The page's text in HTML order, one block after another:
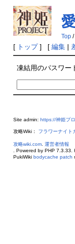
Top/
[ トップ] [ 編集|
凍結用のパスワー
Site admin: https://神姫プ
攻略Wiki： フラワーナイト
攻略wiki.com. 運営者情報
. Powered by PHP 7.3.33.
PukiWiki bodycache patch